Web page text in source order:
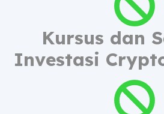
Kursus dan
Investasi